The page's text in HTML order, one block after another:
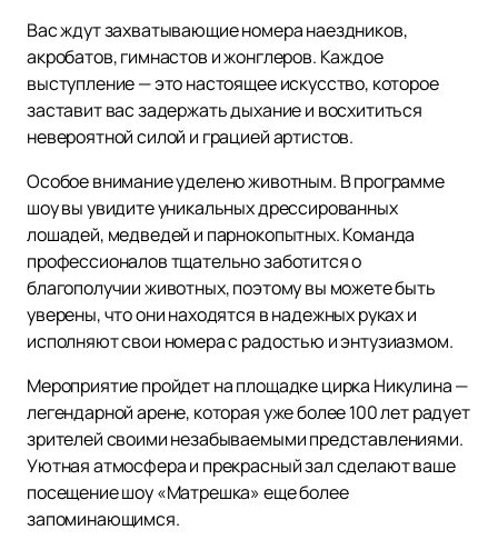
Вас ждут захватывающие номера наездников,
акробатов, гимнастов и жонглеров. Каждое
выступление — это настоящее искусство, которое
заставит вас задержать дыхание и восхититься
невероятной силой и грацией артистов.
Особое внимание уделено животным. В программе
шоу вы увидите уникальных дрессированных
лошадей, медведей и парнокопытных. Команда
профессионалов тщательно заботится о
благополучии животных, поэтому вы можете быть
уверены, что они находятся в надежных руках и
исполняют свои номера с радостью и энтузиазмом.
Мероприятие пройдет на площадке цирка Никулина —
легендарной арене, которая уже более 100 лет радует
зрителей своими незабываемыми представлениями.
Уютная атмосфера и прекрасный зал сделают ваше
посещение шоу «Матрешка» еще более
запоминающимся.